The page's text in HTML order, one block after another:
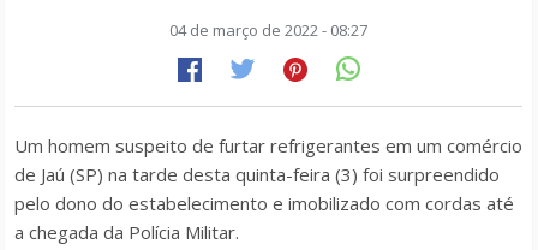
04 de março de 2022 - 08:27
Um homem suspeito de furtar refrigerantes em um comércio
de Jaú (SP) na tarde desta quinta-feira (3) foi surpreendido
pelo dono do estabelecimento e imobilizado com cordas até
a chegada da Polícia Militar.